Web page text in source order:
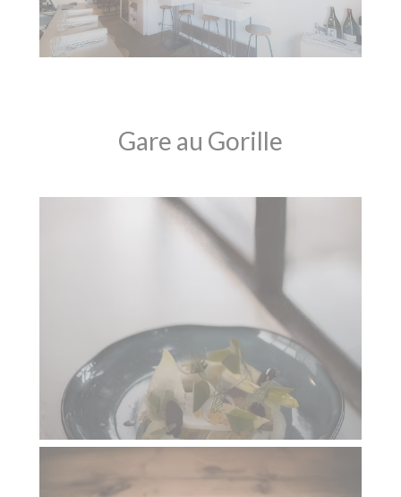
Gare au Gorille